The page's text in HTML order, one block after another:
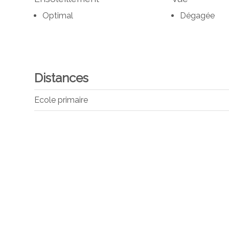
Optimal Dégagée
Distances
Ecole primaire